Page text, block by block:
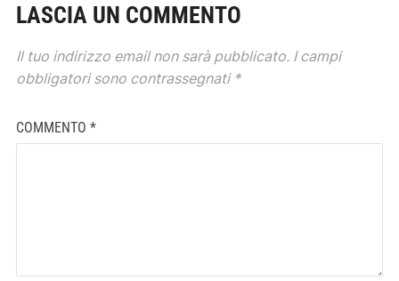
LASCIA UN COMMENTO
Il tuo indirizzo email non sarà pubblicato. I campi
obbligatori sono contrassegnati *
COMMENTO *